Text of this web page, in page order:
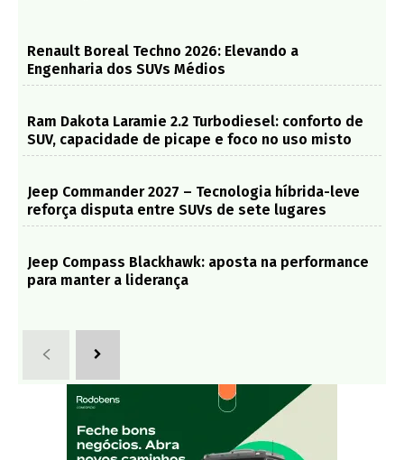
Renault Boreal Techno 2026: Elevando a
Engenharia dos SUVs Médios
Ram Dakota Laramie 2.2 Turbodiesel: conforto de
SUV, capacidade de picape e foco no uso misto
Jeep Commander 2027 – Tecnologia híbrida-leve
reforça disputa entre SUVs de sete lugares
Jeep Compass Blackhawk: aposta na performance
para manter a liderança